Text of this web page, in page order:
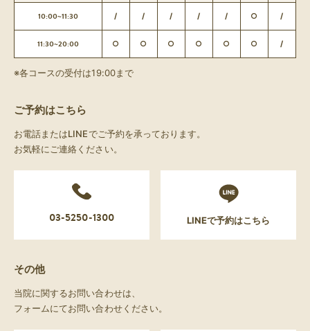
10:00~11:30 / / / / / ○ /
11:30~20:00 ○ ○ ○ ○ ○ ○ /
※各コースの受付は19:00まで
ご予約はこちら
お電話またはLINEでご予約を承っております。
お気軽にご連絡ください。
03-5250-1300 LINEで予約はこちら
その他
当院に関するお問い合わせは、
フォームにてお問い合わせください。